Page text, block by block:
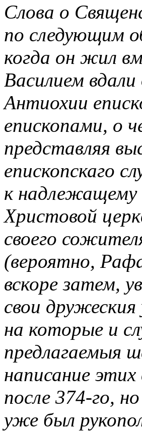
Слова о
по следующим
когда он жил
Василием
Антиохии
епископами, о
представляя
епископскаго
к надлежащему
Христовой
своего
(вероятно,
вскоре затем,
свои дружеския
на которые и
предлагаемыя
написание
после 374-го,
уже был